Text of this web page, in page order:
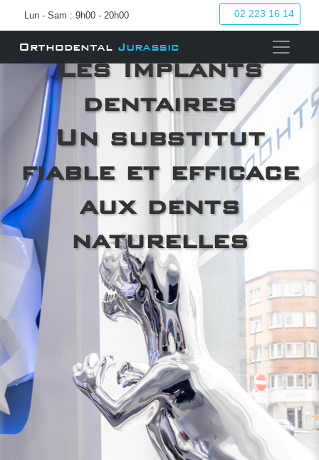
Lun - Sam : 9h00 - 20h00 02 223 16 14
Orthodental Jurassic
Les Implants
dentaires
Un substitut
fiable et efficace
aux dents
naturelles